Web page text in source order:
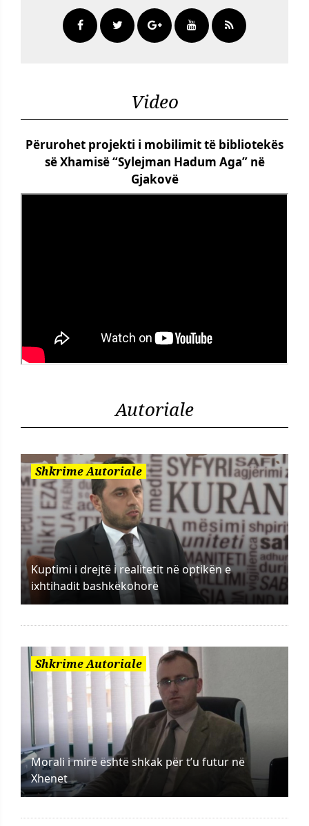
Video
Përurohet projekti i mobilimit të bibliotekës
së Xhamisë “Sylejman Hadum Aga” në
Gjakovë
Autoriale
Shkrime Autoriale
Kuptimi i drejtë i realitetit në optikën e
ixhtihadit bashkëkohorë
Shkrime Autoriale
Morali i mirë është shkak për t’u futur në
Xhenet